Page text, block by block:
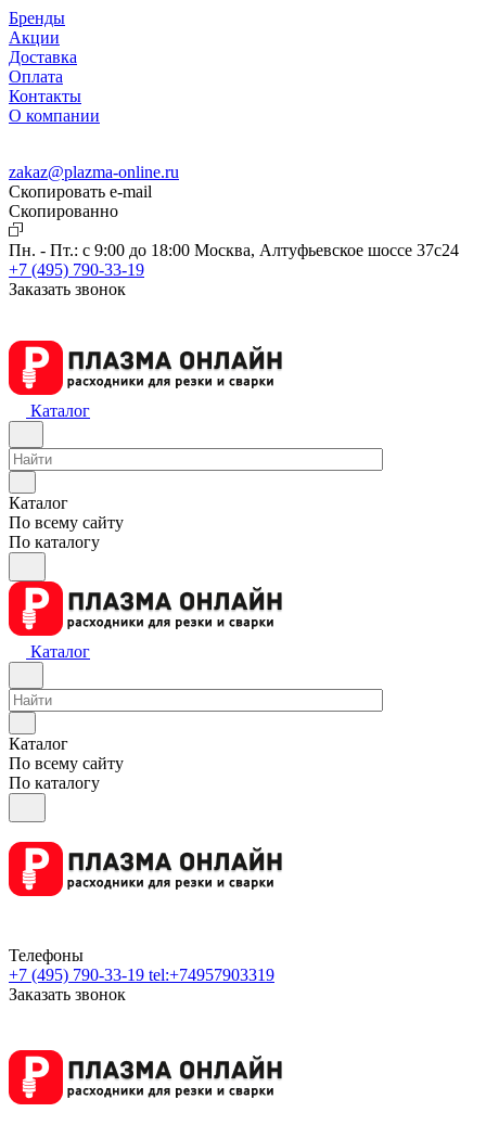
Бренды
Акции
Доставка
Оплата
Контакты
О компании
zakaz@plazma-online.ru
Скопировать e-mail
Cкопированно
Пн. - Пт.: с 9:00 до 18:00 Москва, Алтуфьевское шоссе 37с24
+7 (495) 790-33-19
Заказать звонок
Каталог
Каталог
По всему сайту
По каталогу
Каталог
Каталог
По всему сайту
По каталогу
Телефоны
+7 (495) 790-33-19 tel:+74957903319
Заказать звонок